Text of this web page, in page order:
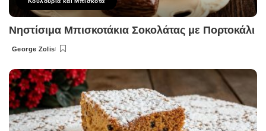
Νηστίσιμα Μπισκοτάκια Σοκολάτας με Πορτοκάλι
Posted
George Zolis